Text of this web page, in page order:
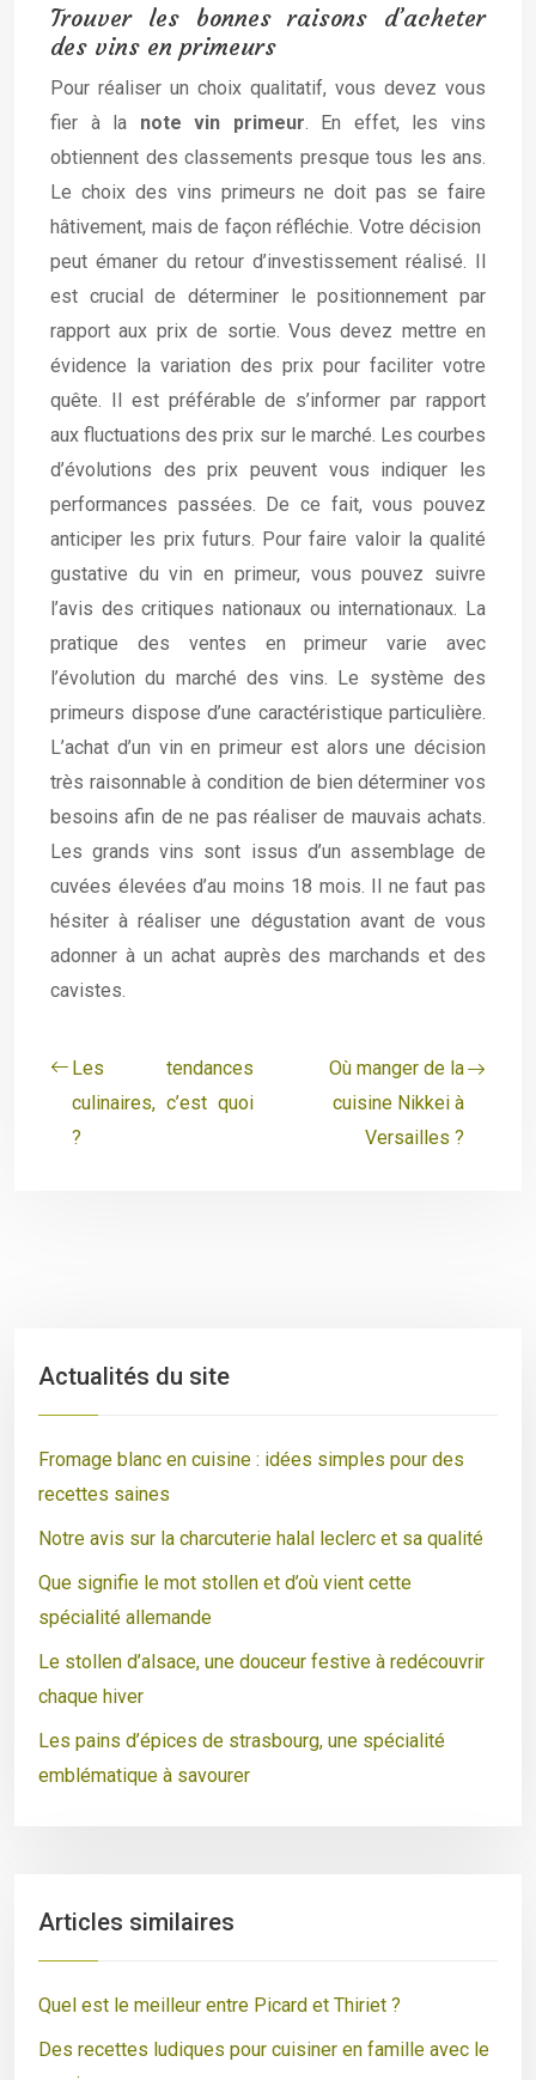
Trouver les bonnes raisons d’acheter
des vins en primeurs
Pour réaliser un choix qualitatif, vous devez vous
fier à la note vin primeur. En effet, les vins
obtiennent des classements presque tous les ans.
Le choix des vins primeurs ne doit pas se faire
hâtivement, mais de façon réfléchie. Votre décision
peut émaner du retour d’investissement réalisé. Il
est crucial de déterminer le positionnement par
rapport aux prix de sortie. Vous devez mettre en
évidence la variation des prix pour faciliter votre
quête. Il est préférable de s’informer par rapport
aux fluctuations des prix sur le marché. Les courbes
d’évolutions des prix peuvent vous indiquer les
performances passées. De ce fait, vous pouvez
anticiper les prix futurs. Pour faire valoir la qualité
gustative du vin en primeur, vous pouvez suivre
l’avis des critiques nationaux ou internationaux. La
pratique des ventes en primeur varie avec
l’évolution du marché des vins. Le système des
primeurs dispose d’une caractéristique particulière.
L’achat d’un vin en primeur est alors une décision
très raisonnable à condition de bien déterminer vos
besoins afin de ne pas réaliser de mauvais achats.
Les grands vins sont issus d’un assemblage de
cuvées élevées d’au moins 18 mois. Il ne faut pas
hésiter à réaliser une dégustation avant de vous
adonner à un achat auprès des marchands et des
cavistes.
Les tendances
culinaires, c’est quoi
?
Où manger de la
cuisine Nikkei à
Versailles ?
Actualités du site
Fromage blanc en cuisine : idées simples pour des
recettes saines
Notre avis sur la charcuterie halal leclerc et sa qualité
Que signifie le mot stollen et d’où vient cette
spécialité allemande
Le stollen d’alsace, une douceur festive à redécouvrir
chaque hiver
Les pains d’épices de strasbourg, une spécialité
emblématique à savourer
Articles similaires
Quel est le meilleur entre Picard et Thiriet ?
Des recettes ludiques pour cuisiner en famille avec le